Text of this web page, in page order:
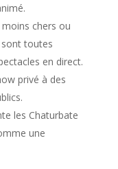
chers ou
toutes
en direct.
privé à des
les Chaturbate
une